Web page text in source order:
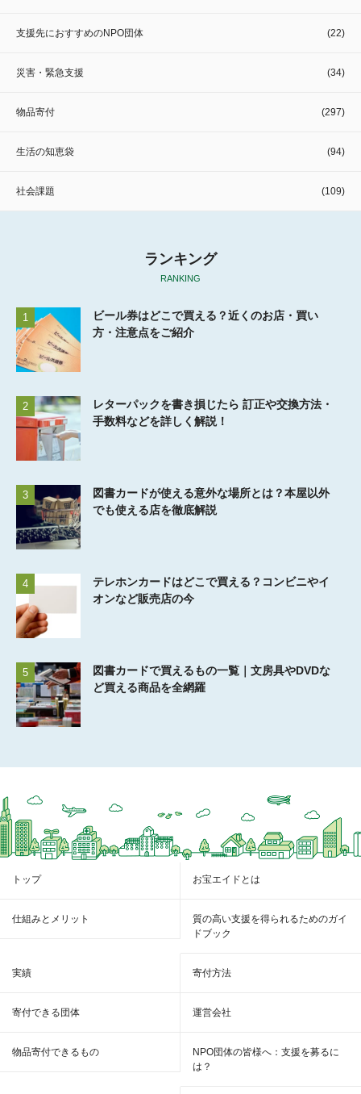
支援先におすすめのNPO団体 (22)
災害・緊急支援 (34)
物品寄付 (297)
生活の知恵袋 (94)
社会課題 (109)
ランキング
RANKING
1
ビール券はどこで買える？近くのお店・買い
方・注意点をご紹介
2
レターパックを書き損じたら 訂正や交換方法・
手数料などを詳しく解説！
3
図書カードが使える意外な場所とは？本屋以外
でも使える店を徹底解説
4
テレホンカードはどこで買える？コンビニやイ
オンなど販売店の今
5
図書カードで買えるもの一覧｜文房具やDVDな
ど買える商品を全網羅
トップ お宝エイドとは
仕組みとメリット
質の高い支援を得られるためのガイ
ドブック
実績 寄付方法
寄付できる団体 運営会社
物品寄付できるもの
NPO団体の皆様へ：支援を募るに
は？